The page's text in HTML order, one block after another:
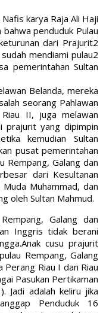
karya Raja Ali Haji
penduduk Pulau
dari Prajurit2
mendiami pulau2
pemerintahan Sultan
Belanda, mereka
seorang Pahlawan
II, juga melawan
prajurit yang dipimpin
kemudian Sultan
pusat pemerintahan
Rempang, Galang dan
dari Kesultanan
Muhammad, dan
oleh Sultan Mahmud.
Galang dan
Inggris tidak berani
cusu prajurit
Rempang, Galang
Riau I dan Riau
Pasukan Pertikaman
Jadi adalah keliru jika
Penduduk 16